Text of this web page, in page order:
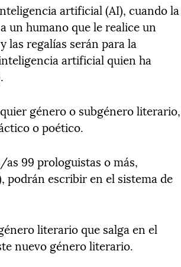
artificial (AI), cuando la
un humano que le realice un
las regalías serán para la
artificial quien ha
género o subgénero literario,
o poético.
99 prologuistas o más,
escribir en el sistema de
literario que salga en el
nuevo género literario.